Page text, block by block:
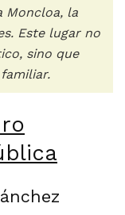
Moncloa, la
Este lugar no
sino que